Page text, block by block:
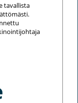
tavallista